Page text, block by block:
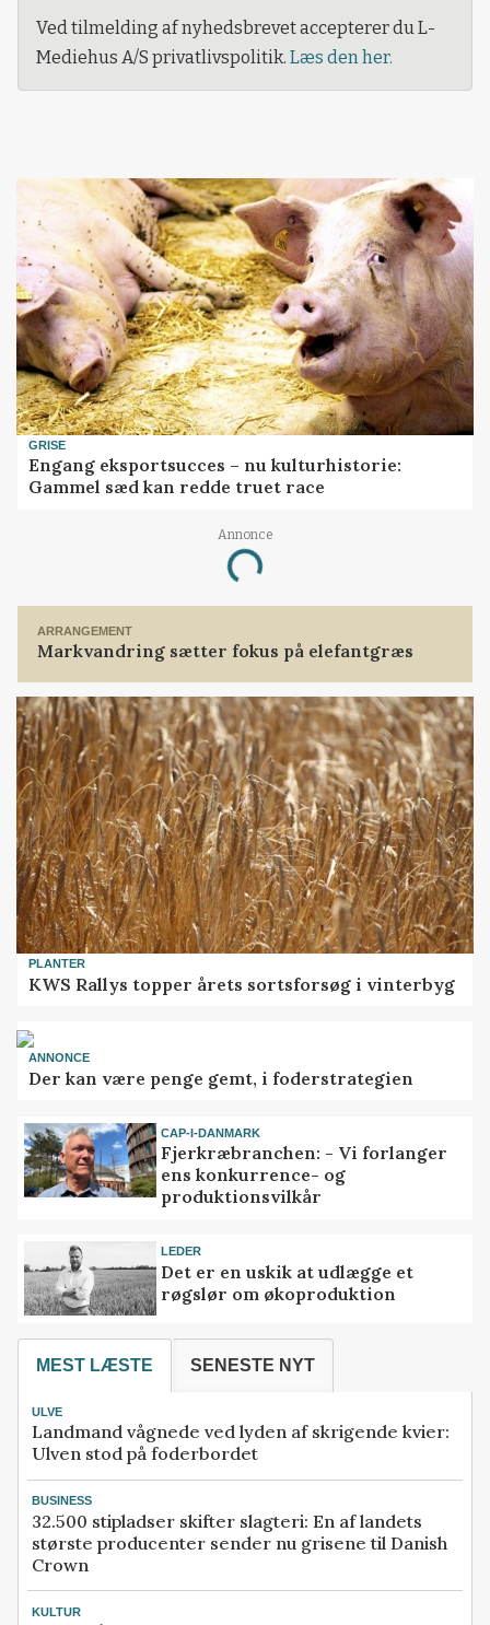
Ved tilmelding af nyhedsbrevet accepterer du L-
Mediehus A/S privatlivspolitik. Læs den her.
GRISE
Engang eksportsucces – nu kulturhistorie:
Gammel sæd kan redde truet race
Annonce
Loading...
ARRANGEMENT
Markvandring sætter fokus på elefantgræs
PLANTER
KWS Rallys topper årets sortsforsøg i vinterbyg
ANNONCE
Der kan være penge gemt, i foderstrategien
CAP-I-DANMARK
Fjerkræbranchen: - Vi forlanger
ens konkurrence- og
produktionsvilkår
LEDER
Det er en uskik at udlægge et
røgslør om økoproduktion
MEST LÆSTE SENESTE NYT
ULVE
Landmand vågnede ved lyden af skrigende kvier:
Ulven stod på foderbordet
BUSINESS
32.500 stipladser skifter slagteri: En af landets
største producenter sender nu grisene til Danish
Crown
KULTUR